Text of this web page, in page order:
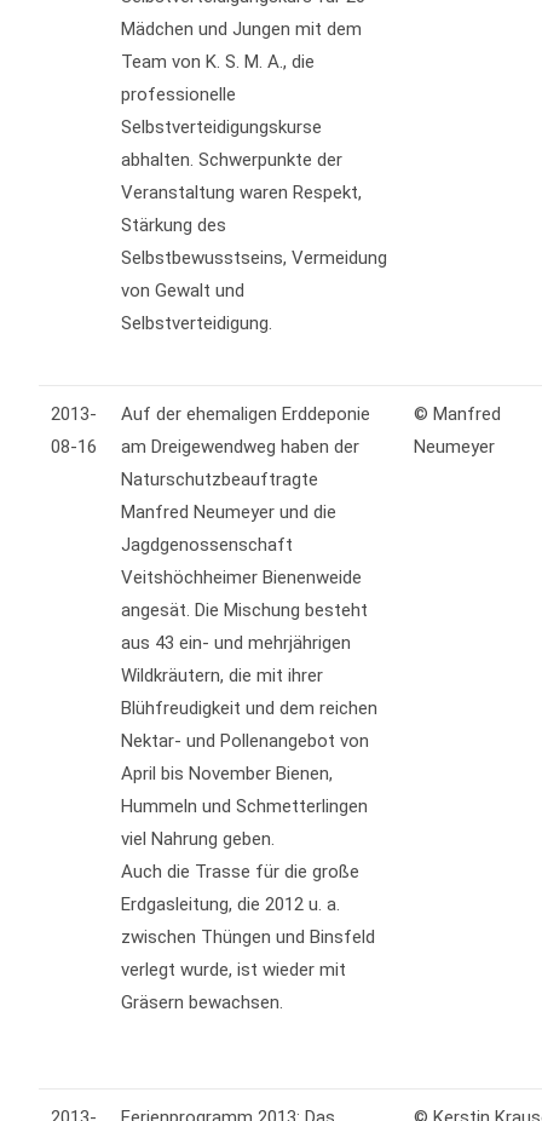
Mädchen und Jungen mit dem
Team von K. S. M. A., die
professionelle
Selbstverteidigungskurse
abhalten. Schwerpunkte der
Veranstaltung waren Respekt,
Stärkung des
Selbstbewusstseins, Vermeidung
von Gewalt und
Selbstverteidigung.
2013-
08-16
Auf der ehemaligen Erddeponie
am Dreigewendweg haben der
Naturschutzbeauftragte
Manfred Neumeyer und die
Jagdgenossenschaft
Veitshöchheimer Bienenweide
angesät. Die Mischung besteht
aus 43 ein- und mehrjährigen
Wildkräutern, die mit ihrer
Blühfreudigkeit und dem reichen
Nektar- und Pollenangebot von
April bis November Bienen,
Hummeln und Schmetterlingen
viel Nahrung geben.
Auch die Trasse für die große
Erdgasleitung, die 2012 u. a.
zwischen Thüngen und Binsfeld
verlegt wurde, ist wieder mit
Gräsern bewachsen.
© Manfred
Neumeyer